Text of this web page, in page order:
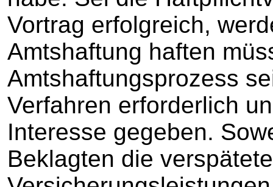
Vortrag erfolgreich,
Amtshaftung haften
Amtshaftungsprozess
Verfahren erforderlich
Interesse gegeben.
Beklagten die